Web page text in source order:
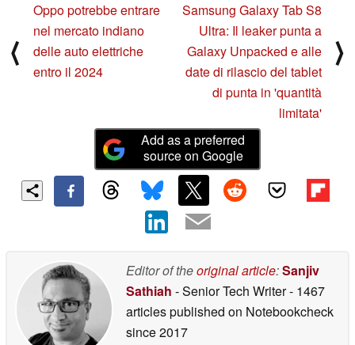
⟨
Oppo potrebbe entrare
nel mercato indiano
delle auto elettriche
entro il 2024
Samsung Galaxy Tab S8
Ultra: Il leaker punta a
Galaxy Unpacked e alle
date di rilascio del tablet
di punta in 'quantità
limitata'
⟩
Add as a preferred
source on Google
Editor of theoriginal article:Sanjiv
Sathiah - Senior Tech Writer- 1467
articles published on Notebookcheck
since 2017